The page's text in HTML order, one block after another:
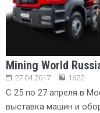
Mining World
27.04.2017 1622
С 25 по 27 апреля в
выставка машин и